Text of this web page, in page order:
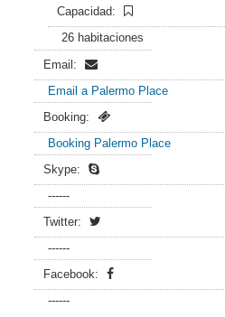
Capacidad:
26 habitaciones
Email:
Email a Palermo Place
Booking:
Booking Palermo Place
Skype:
------
Twitter:
------
Facebook:
------